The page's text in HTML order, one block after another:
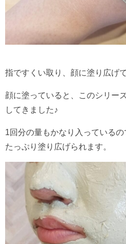
指ですくい取り、顔に塗り広げ
顔に塗っていると、このシリー
してきました♪
1回分の量もかなり入っている
たっぷり塗り広げられます。